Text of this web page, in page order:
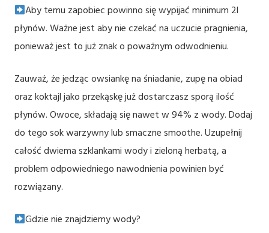
Aby temu zapobiec powinno się wypijać minimum 2l
płynów. Ważne jest aby nie czekać na uczucie pragnienia,
ponieważ jest to już znak o poważnym odwodnieniu.
Zauważ, że jedząc owsiankę na śniadanie, zupę na obiad
oraz koktajl jako przekąskę już dostarczasz sporą ilość
płynów. Owoce, składają się nawet w 94% z wody. Dodaj
do tego sok warzywny lub smaczne smoothe. Uzupełnij
całość dwiema szklankami wody i zieloną herbatą, a
problem odpowiedniego nawodnienia powinien być
rozwiązany.
Gdzie nie znajdziemy wody?